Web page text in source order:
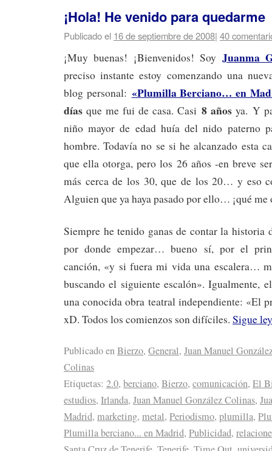
¡Hola! He venido para quedarme
Publicado el 16 de septiembre de 2008| 40
¡Muy buenas! ¡Bienvenidos! Soy Juanma
preciso instante estoy comenzando una
blog personal: «Plumilla Berciano… en
días que me fui de casa. Casi8 años ya. Y
niño mayor de edad huía del nido paterno
hombre. Todavía no se si he alcanzado esta
que ella otorga, pero los 26 años -en breve
más cerca de los 30, que de los 20… y eso
Alguien que ya haya pasado por ello… ¡qué
Siempre he tenido ganas de contar la historia
por donde empezar… bueno sí, por el
canción, «y si fuera mi vida una escalera…
buscando el siguiente escalón». Igualmente,
una conocida obra teatral independiente: «El
xD. Todos los comienzos son difíciles. Sigue
Publicado enBierzo, General, Juan Manuel
Colinas
Etiquetas: 2.0, berciano, Bierzo, comunicación, El
estudios, Irlanda, Juan Manuel González Colinas,
Madrid, marketing, metal, Periodismo, plumilla,
Plumilla berciano... en Madrid, Publicidad,